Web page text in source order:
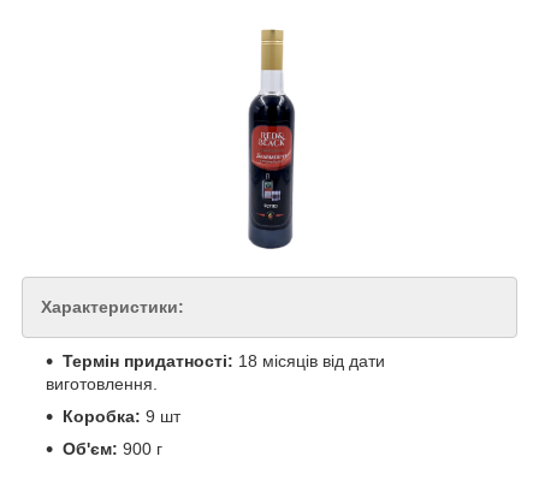
Характеристики:
Термін придатності: 18 місяців від дати
виготовлення.
Коробка: 9 шт
Об'єм: 900 г